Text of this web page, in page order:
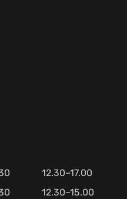
12.30–17.00
12.30–15.00